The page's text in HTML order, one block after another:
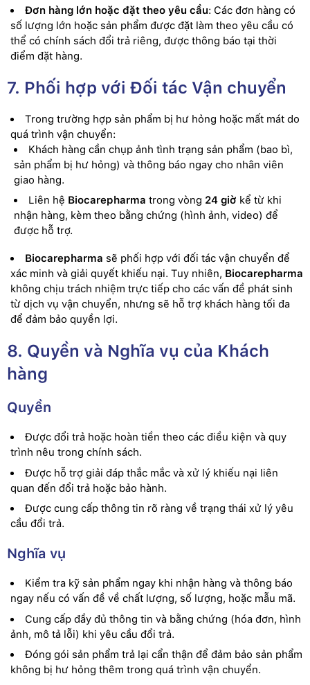
Đơn hàng lớn hoặc đặt theo yêu cầu: Các đơn hàng có
số lượng lớn hoặc sản phẩm được đặt làm theo yêu cầu có
thể có chính sách đổi trả riêng, được thông báo tại thời
điểm đặt hàng.
7. Phối hợp với Đối tác Vận chuyển
Trong trường hợp sản phẩm bị hư hỏng hoặc mất mát do
quá trình vận chuyển:
Khách hàng cần chụp ảnh tình trạng sản phẩm (bao bì,
sản phẩm bị hư hỏng) và thông báo ngay cho nhân viên
giao hàng.
Liên hệ Biocarepharma trong vòng 24 giờ kể từ khi
nhận hàng, kèm theo bằng chứng (hình ảnh, video) để
được hỗ trợ.
Biocarepharma sẽ phối hợp với đối tác vận chuyển để
xác minh và giải quyết khiếu nại. Tuy nhiên, Biocarepharma
không chịu trách nhiệm trực tiếp cho các vấn đề phát sinh
từ dịch vụ vận chuyển, nhưng sẽ hỗ trợ khách hàng tối đa
để đảm bảo quyền lợi.
8. Quyền và Nghĩa vụ của Khách
hàng
Quyền
Được đổi trả hoặc hoàn tiền theo các điều kiện và quy
trình nêu trong chính sách.
Được hỗ trợ giải đáp thắc mắc và xử lý khiếu nại liên
quan đến đổi trả hoặc bảo hành.
Được cung cấp thông tin rõ ràng về trạng thái xử lý yêu
cầu đổi trả.
Nghĩa vụ
Kiểm tra kỹ sản phẩm ngay khi nhận hàng và thông báo
ngay nếu có vấn đề về chất lượng, số lượng, hoặc mẫu mã.
Cung cấp đầy đủ thông tin và bằng chứng (hóa đơn, hình
ảnh, mô tả lỗi) khi yêu cầu đổi trả.
Đóng gói sản phẩm trả lại cẩn thận để đảm bảo sản phẩm
không bị hư hỏng thêm trong quá trình vận chuyển.